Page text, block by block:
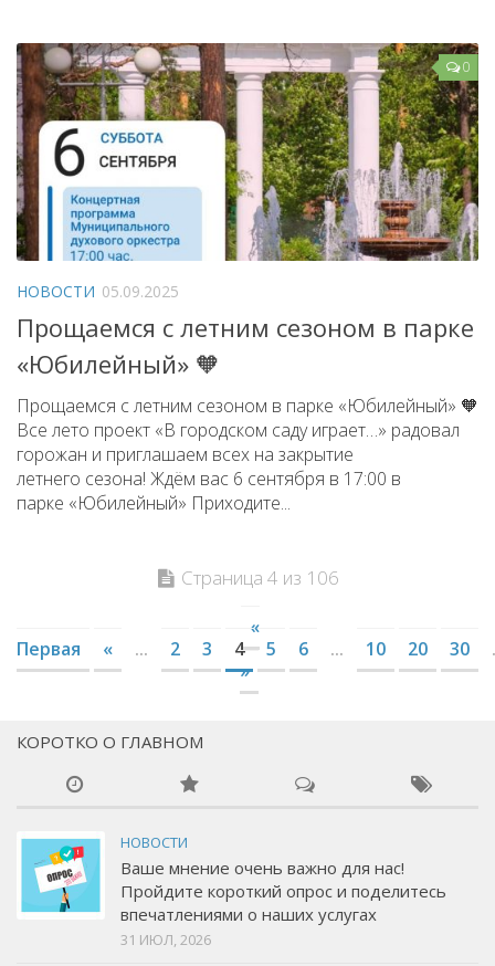
0
НОВОСТИ 05.09.2025
Прощаемся с летним сезоном в парке
«Юбилейный» 🧡
Прощаемся с летним сезоном в парке «Юбилейный» 🧡
Все лето проект «В городском саду играет…» радовал
горожан и приглашаем всех на закрытие
летнего сезона! Ждём вас 6 сентября в 17:00 в
парке «Юбилейный» Приходите...
Страница 4 из 106
«
Первая
« ... 2 3 4 5 6 ... 10 20 30
»
КОРОТКО О ГЛАВНОМ
НОВОСТИ
Ваше мнение очень важно для нас!
Пройдите короткий опрос и поделитесь
впечатлениями о наших услугах
31 ИЮЛ, 2026